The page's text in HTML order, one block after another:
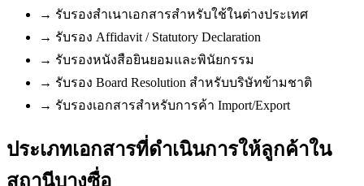
→ รับรองสำเนาเอกสารสำหรับใช้ในต่างประเทศ
→ รับรอง Affidavit / Statutory Declaration
→ รับรองหนังสือยินยอมและพินัยกรรม
→ รับรอง Board Resolution สำหรับบริษัทข้ามชาติ
→ รับรองเอกสารสำหรับการค้า Import/Export
ประเภทเอกสารที่ดำเนินการให้ลูกค้าใน
สถานีบางซื่อ